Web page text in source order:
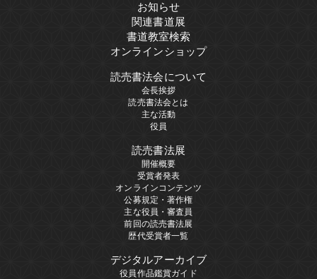
お知らせ
関連書道展
書道教室検索
オンラインショップ
読売書法会について
会長挨拶
読売書法会とは
主な活動
役員
読売書法展
開催概要
受賞者発表
オンラインコンテンツ
公募規定・著作権
主な役員・審査員
前回の読売書法展
歴代受賞者一覧
デジタルアーカイブ
役員作品鑑賞ガイド